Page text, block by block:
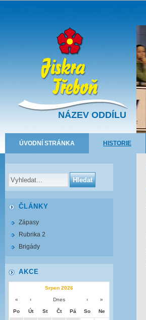
NÁZEV ODDÍLU
ÚVODNÍ STRÁNKA HISTORIE
ČLÁNKY
Zápasy
Rubrika 2
Brigády
AKCE
Srpen 2026
« ‹ Dnes › »
Po Út St Čt Pá So Ne